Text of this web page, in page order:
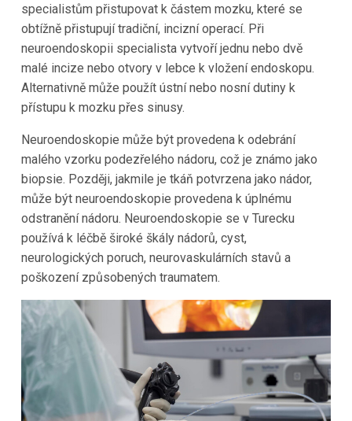
specialistům přistupovat k částem mozku, které se
obtížně přistupují tradiční, incizní operací. Při
neuroendoskopii specialista vytvoří jednu nebo dvě
malé incize nebo otvory v lebce k vložení endoskopu.
Alternativně může použít ústní nebo nosní dutiny k
přístupu k mozku přes sinusy.
Neuroendoskopie může být provedena k odebrání
malého vzorku podezřelého nádoru, což je známo jako
biopsie. Později, jakmile je tkáň potvrzena jako nádor,
může být neuroendoskopie provedena k úplnému
odstranění nádoru. Neuroendoskopie se v Turecku
používá k léčbě široké škály nádorů, cyst,
neurologických poruch, neurovaskulárních stavů a
poškození způsobených traumatem.